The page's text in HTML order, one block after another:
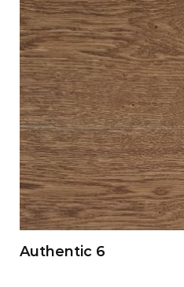
Authentic 6